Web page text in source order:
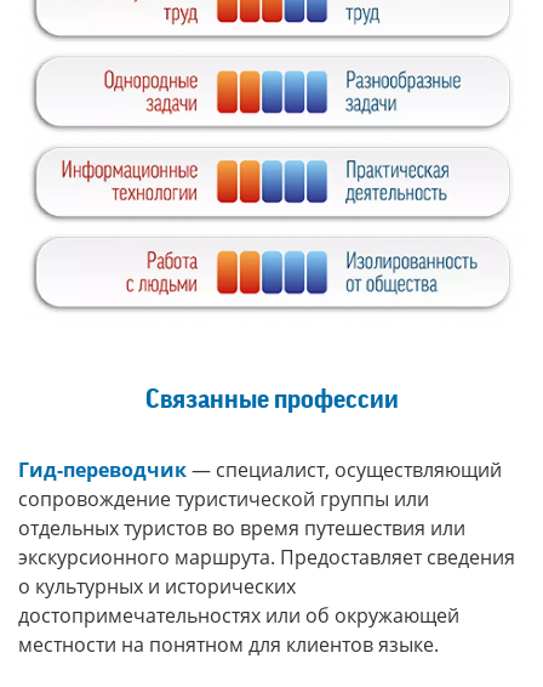
Связанные профессии
Гид-переводчик— специалист, осуществляющий
сопровождение туристической группы или
отдельных туристов во время путешествия или
экскурсионного маршрута. Предоставляет сведения
о культурных и исторических
достопримечательностях или об окружающей
местности на понятном для клиентов языке.